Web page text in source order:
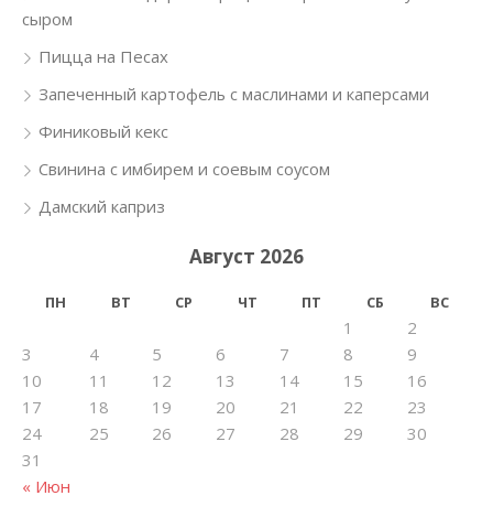
сыром
Пицца на Песах
Запеченный картофель с маслинами и каперсами
Финиковый кекс
Свинина с имбирем и соевым соусом
Дамский каприз
Август 2026
ПН ВТ СР ЧТ ПТ СБ ВС
« Июн
1
2
3
4 5 6 7 8
9
10
11 12 13 14 15
16
17
18 19 20 21 22
23
24
25 26 27 28 29
30
31